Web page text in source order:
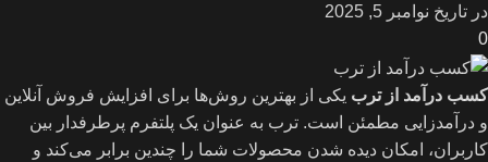
در تاریخ نوامبر 5, 2025
0
کسب درآمد از ترب یکی از بهترین روش‌ها برای افزایش فروش آنلاین
و درآمدزایی مطمئن است. ترب به عنوان یک پلتفرم پرطرفدار بین
کاربران، امکان دیده شدن محصولات شما را چندین برابر می‌کند و